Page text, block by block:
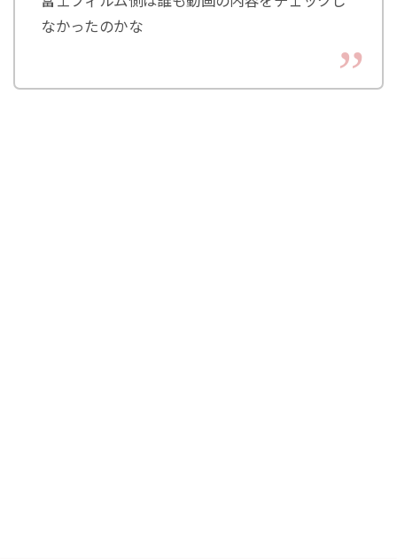
なかったのかな